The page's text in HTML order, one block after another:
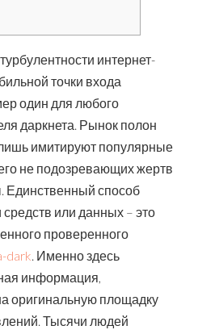
интернет-
точки входа
один для любого
даркнета. Рынок полон
имитируют популярные
не подозревающих жертв
Единственный способ
средств или данных – это
проверенного
dark. Именно здесь
информация,
оригинальную площадку
Тысячи людей